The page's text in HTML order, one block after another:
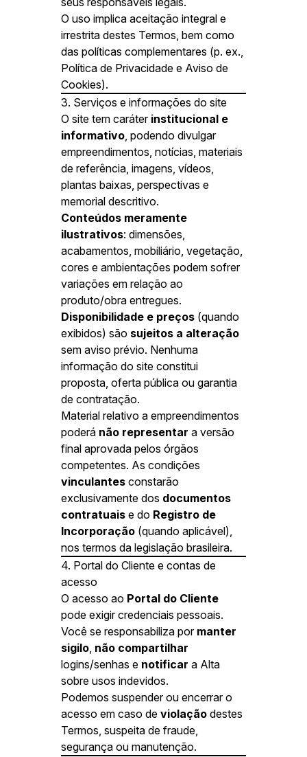
O uso implica aceitação integral e
irrestrita destes Termos, bem como
das políticas complementares (p. ex.,
Política de Privacidade e Aviso de
Cookies).
3. Serviços e informações do site
O site tem caráter institucional e
informativo, podendo divulgar
empreendimentos, notícias, materiais
de referência, imagens, vídeos,
plantas baixas, perspectivas e
memorial descritivo.
Conteúdos meramente
ilustrativos: dimensões,
acabamentos, mobiliário, vegetação,
cores e ambientações podem sofrer
variações em relação ao
produto/obra entregues.
Disponibilidade e preços (quando
exibidos) são sujeitos a alteração
sem aviso prévio. Nenhuma
informação do site constitui
proposta, oferta pública ou garantia
de contratação.
Material relativo a empreendimentos
poderá não representar a versão
final aprovada pelos órgãos
competentes. As condições
vinculantes constarão
exclusivamente dos documentos
contratuais e do Registro de
Incorporação (quando aplicável),
nos termos da legislação brasileira.
4. Portal do Cliente e contas de
acesso
O acesso ao Portal do Cliente
pode exigir credenciais pessoais.
Você se responsabiliza por manter
sigilo, não compartilhar
logins/senhas e notificar a Alta
sobre usos indevidos.
Podemos suspender ou encerrar o
acesso em caso deviolação destes
Termos, suspeita de fraude,
segurança ou manutenção.